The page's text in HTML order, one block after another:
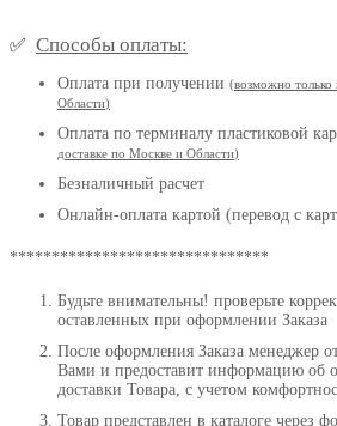
✅ Способы оплаты:
Оплата при получении (возможно
Области)
Оплата по терминалу пластиковой
доставке по Москве и Области)
Безналичный расчет
Онлайн-оплата картой (перевод с
*******************************
Будьте внимательны! проверьте
оставленных при оформлении Заказа
После оформления Заказа менеджер
Вами и предоставит информацию об
доставки Товара, с учетом
Товар представлен в каталоге через